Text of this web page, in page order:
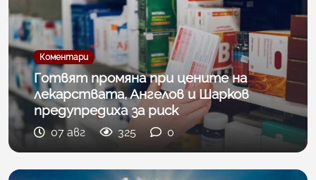
Коментари
Готвят промяна при цените на
лекарствата, Ангелов и Шарков
предупредиха за риск
07 авг 325 0